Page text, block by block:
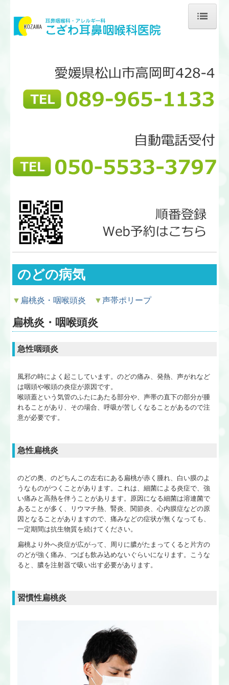
初診の方へ
鼻の病気
のどの病気
花粉症
レーザー治療
のどの病気
▼ 扁桃炎・咽喉頭炎 ▼声帯ポリープ
扁桃炎・咽喉頭炎
急性咽頭炎
風邪の時によく起こしています。のどの痛み、発熱、声がれなど
は咽頭や喉頭の炎症が原因です。
喉頭蓋という気管のふたにあたる部分や、声帯の直下の部分が腫
れることがあり、その場合、呼吸が苦しくなることがあるので注
意が必要です。
急性扁桃炎
のどの奥、のどちんこの左右にある扁桃が赤く腫れ、白い膜のよ
うなものがつくことがあります。これは、細菌による炎症で、強
い痛みと高熱を伴うことがあります。原因になる細菌は溶連菌で
あることが多く、リウマチ熱、腎炎、関節炎、心内膜症などの原
因となることがありますので、痛みなどの症状が無くなっても、
一定期間は抗生物質を続けてください。
扁桃より外へ炎症が広がって、周りに膿がたまってくると片方の
のどが強く痛み、つばも飲み込めないぐらいになります。こうな
ると、膿を注射器で吸い出す必要があります。
習慣性扁桃炎